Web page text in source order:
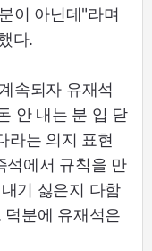
이 아닌데"라며
다.
속되자 유재석
안 내는 분 입 닫
라는 의지 표현
석에서 규칙을 만
기 싫은지 다함
분에 유재석은